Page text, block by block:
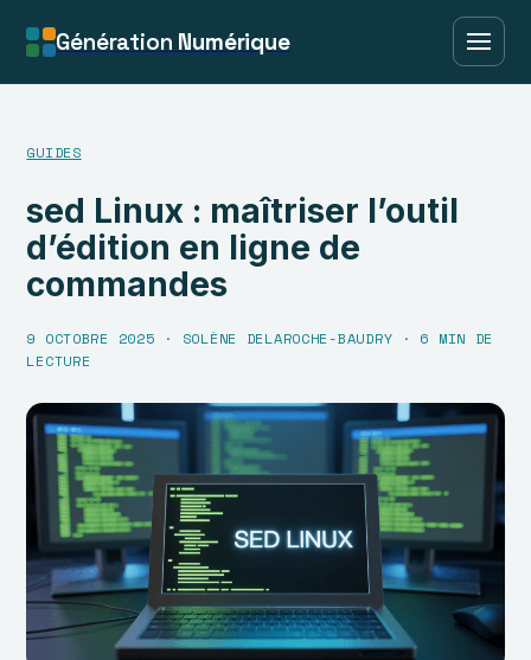
Génération Numérique
GUIDES
sed Linux : maîtriser l’outil
d’édition en ligne de
commandes
9 OCTOBRE 2025 · SOLÈNE DELAROCHE-BAUDRY ·
6 MIN DE
LECTURE